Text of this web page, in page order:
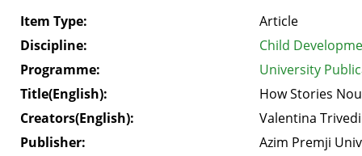
Item Type:
Article
Discipline:
Child
Programme:
University
Title(English):
How Stories
Creators(English):
Valentina Trivedi
Publisher:
Azim Premji